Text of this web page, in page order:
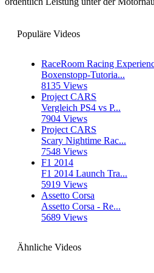
Populäre Videos
RaceRoom Racing
Boxenstopp-Tutoria...
8135 Views
Project CARS
Vergleich PS4 vs P...
7904 Views
Project CARS
Scary Nightime Rac...
7548 Views
F1 2014
F1 2014 Launch Tra...
5919 Views
Assetto Corsa
Assetto Corsa - Re...
5689 Views
Ähnliche Videos